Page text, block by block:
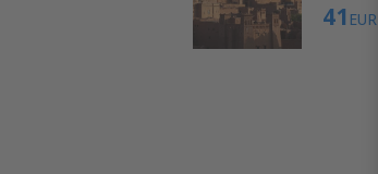
41 EUR